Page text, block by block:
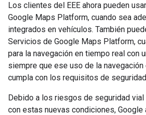
Los clientes del EEE ahora pueden
Google Maps Platform, cuando sea
integrados en vehículos. También
Servicios de Google Maps Platform,
para la navegación en tiempo real con
siempre que ese uso de la
cumpla con los requisitos de
Debido a los riesgos de seguridad vial
con estas nuevas condiciones, Google